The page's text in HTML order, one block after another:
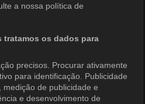
a nossa política de
tratamos os dados para
precisos. Procurar ativamente
para identificação. Publicidade
de publicidade e
e desenvolvimento de